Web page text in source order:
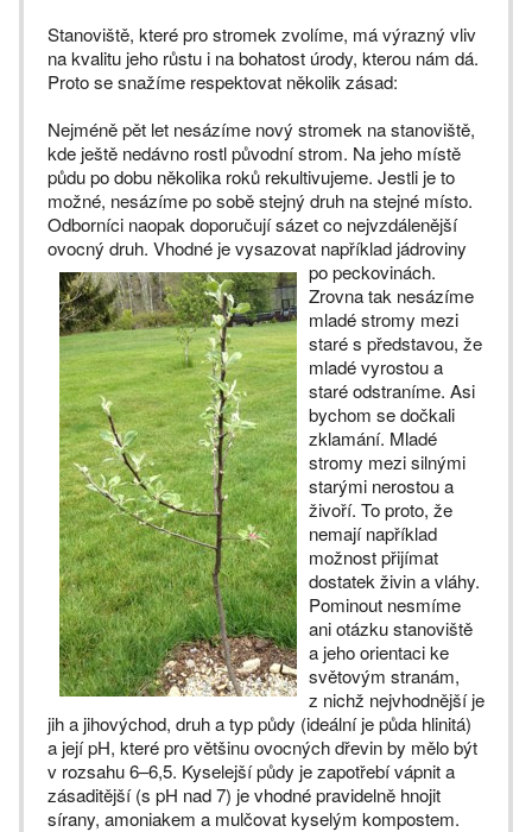
Stanoviště, které pro stromek zvolíme, má výrazný vliv
na kvalitu jeho růstu i na bohatost úrody, kterou nám dá.
Proto se snažíme respektovat několik zásad:
Nejméně pět let nesázíme nový stromek na stanoviště,
kde ještě nedávno rostl původní strom. Na jeho místě
půdu po dobu několika roků rekultivujeme. Jestli je to
možné, nesázíme po sobě stejný druh na stejné místo.
Odborníci naopak doporučují sázet co nejvzdálenější
ovocný druh. Vhodné je vysazovat například jádroviny
po peckovinách.
Zrovna tak nesázíme
mladé stromy mezi
staré s představou, že
mladé vyrostou a
staré odstraníme. Asi
bychom se dočkali
zklamání. Mladé
stromy mezi silnými
starými nerostou a
živoří. To proto, že
nemají například
možnost přijímat
dostatek živin a vláhy.
Pominout nesmíme
ani otázku stanoviště
a jeho orientaci ke
světovým stranám,
z nichž nejvhodnější je
jih a jihovýchod, druh a typ půdy (ideální je půda hlinitá)
a její pH, které pro většinu ovocných dřevin by mělo být
v rozsahu 6–6,5. Kyselejší půdy je zapotřebí vápnit a
zásaditější (s pH nad 7) je vhodné pravidelně hnojit
sírany, amoniakem a mulčovat kyselým kompostem.